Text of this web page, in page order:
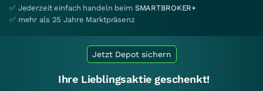
✅ Jederzeit einfach handeln beim SMARTBROKER+
✅ mehr als 25 Jahre Marktpräsenz
Jetzt Depot sichern
Ihre Lieblingsaktie geschenkt!